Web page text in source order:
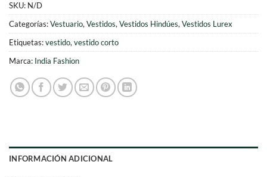
SKU: N/D
Categorías:Vestuario,Vestidos,Vestidos Hindúes,Vestidos Lurex
Etiquetas:vestido,vestido corto
Marca: India Fashion
INFORMACIÓN ADICIONAL